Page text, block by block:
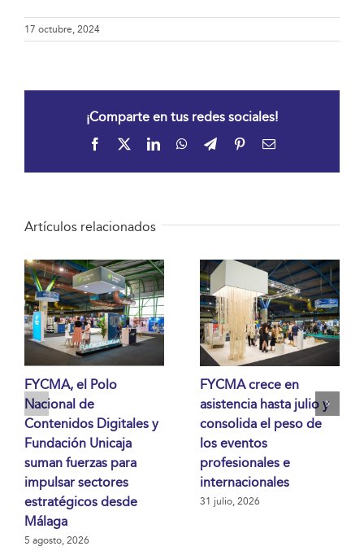
17 octubre, 2024
¡Comparte en tus redes sociales!
Facebook LinkedInWhatsApp
TelegramPinterestCorreo
Artículos relacionados
FYCMA, el Polo
Nacional de
Contenidos Digitales y
Fundación Unicaja
suman fuerzas para
impulsar sectores
estratégicos desde
Málaga
5 agosto, 2026
FYCMA crece en
asistencia hasta julio y
consolida el peso de
los eventos
profesionales e
internacionales
31 julio, 2026